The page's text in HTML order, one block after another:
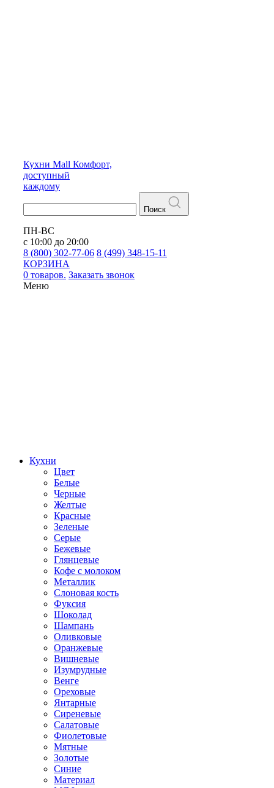
Кухни Mall Комфорт,
доступный
каждому
Поиск
ПН-ВС
с 10:00 до 20:00
8 (800) 302-77-06 8 (499) 348-15-11
КОРЗИНА
0 товаров. Заказать звонок
Меню
Кухни
Цвет
Белые
Черные
Желтые
Красные
Зеленые
Серые
Бежевые
Глянцевые
Кофе с молоком
Металлик
Слоновая кость
Фуксия
Шоколад
Шампань
Оливковые
Оранжевые
Вишневые
Изумрудные
Венге
Ореховые
Янтарные
Сиреневые
Салатовые
Фиолетовые
Мятные
Золотые
Синие
Материал